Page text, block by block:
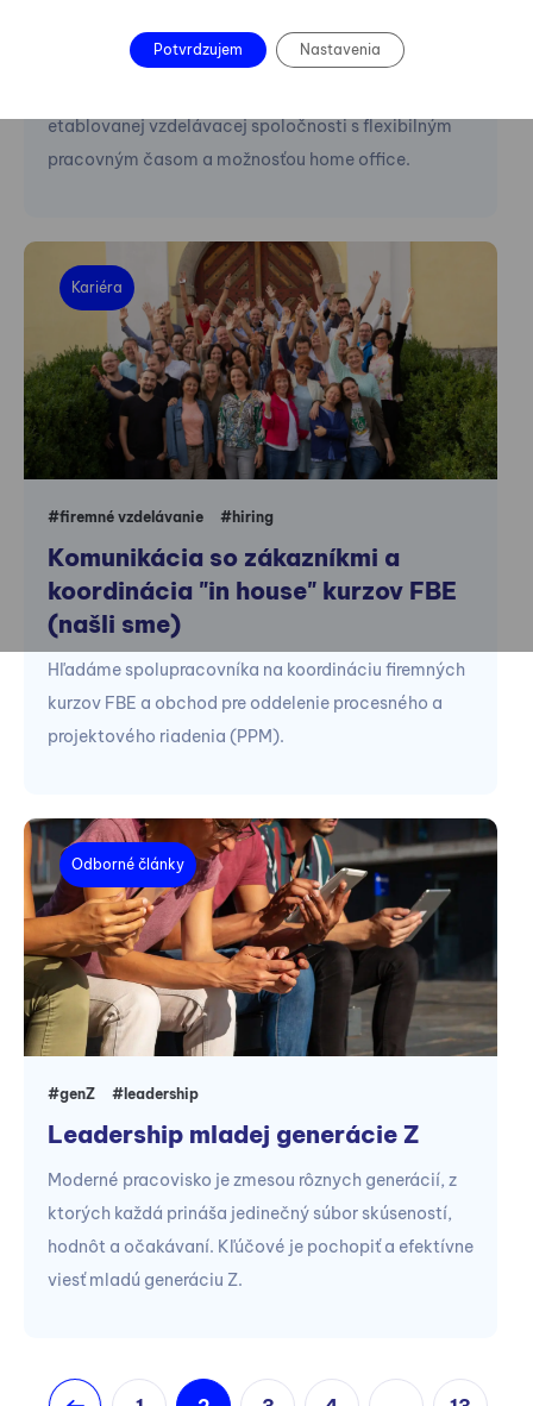
kolegu/kolegyňu na čiastočný úväzok do
etablovanej vzdelávacej spoločnosti s flexibilným
pracovným časom a možnosťou home office.
Kariéra
#firemné vzdelávanie #hiring
Komunikácia so zákazníkmi a
koordinácia "in house" kurzov FBE
(našli sme)
Hľadáme spolupracovníka na koordináciu firemných
kurzov FBE a obchod pre oddelenie procesného a
projektového riadenia (PPM).
Odborné články
#genZ #leadership
Leadership mladej generácie Z
Moderné pracovisko je zmesou rôznych generácií, z
ktorých každá prináša jedinečný súbor skúseností,
hodnôt a očakávaní. Kľúčové je pochopiť a efektívne
viesť mladú generáciu Z.
Potvrdzujem Nastavenia